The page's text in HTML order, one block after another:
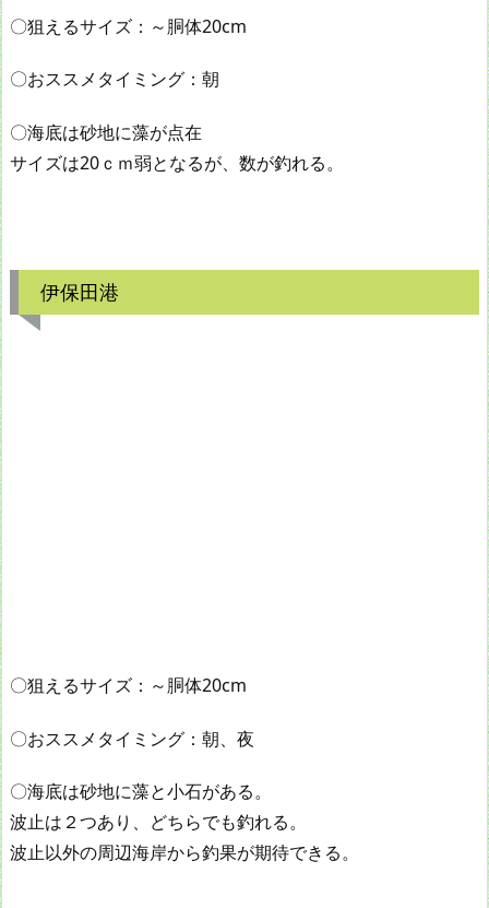
〇狙えるサイズ：～胴体20cm
〇おススメタイミング：朝
〇海底は砂地に藻が点在
サイズは20ｃｍ弱となるが、数が釣れる。
伊保田港
〇狙えるサイズ：～胴体20cm
〇おススメタイミング：朝、夜
〇海底は砂地に藻と小石がある。
波止は２つあり、どちらでも釣れる。
波止以外の周辺海岸から釣果が期待できる。